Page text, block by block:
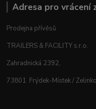
Adresa pro vrácení
Prodejna přívěsů
TRAILERS & FACILITY s.r.o.
Zahradnická 2392,
73801 Frýdek-Místek /